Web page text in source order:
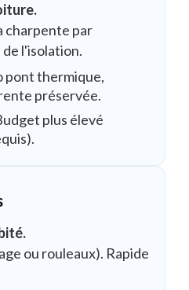
charpente par
l'isolation.
pont thermique,
préservée.
plus élevé
ou rouleaux). Rapide